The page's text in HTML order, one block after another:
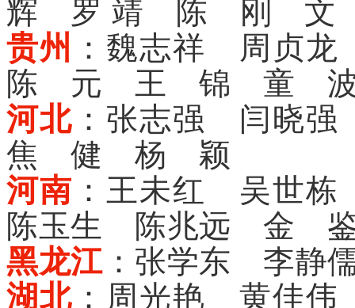
辉 罗 靖 陈 刚 文
贵州 ：魏志祥 周贞
陈 元 王 锦 童
河北 ：张志强 闫晓
焦 健 杨 颖
河南 ：王未红 吴世
陈玉生 陈兆远 金
黑龙江：张学东 李静
湖北 ：周光艳 黄佳